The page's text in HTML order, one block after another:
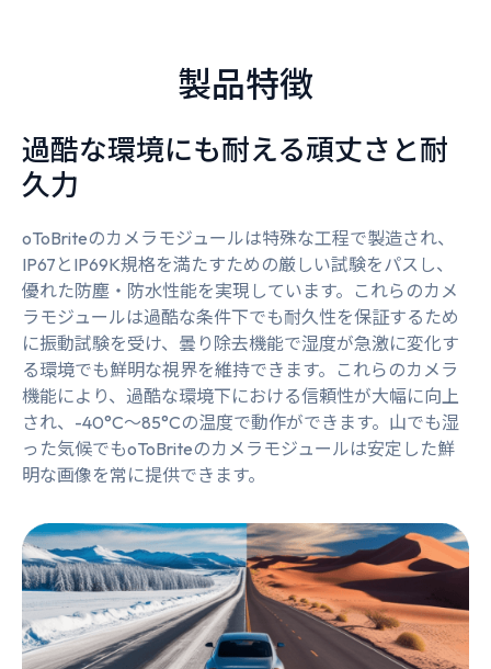
製品特徴
過酷な環境にも耐える頑丈さと耐
久力
oToBriteのカメラモジュールは特殊な工程で製造され、
IP67とIP69K規格を満たすための厳しい試験をパスし、
優れた防塵・防水性能を実現しています。これらのカメ
ラモジュールは過酷な条件下でも耐久性を保証するため
に振動試験を受け、曇り除去機能で湿度が急激に変化す
る環境でも鮮明な視界を維持できます。これらのカメラ
機能により、過酷な環境下における信頼性が大幅に向上
され、-40°C～85°Cの温度で動作ができます。山でも湿
った気候でもoToBriteのカメラモジュールは安定した鮮
明な画像を常に提供できます。